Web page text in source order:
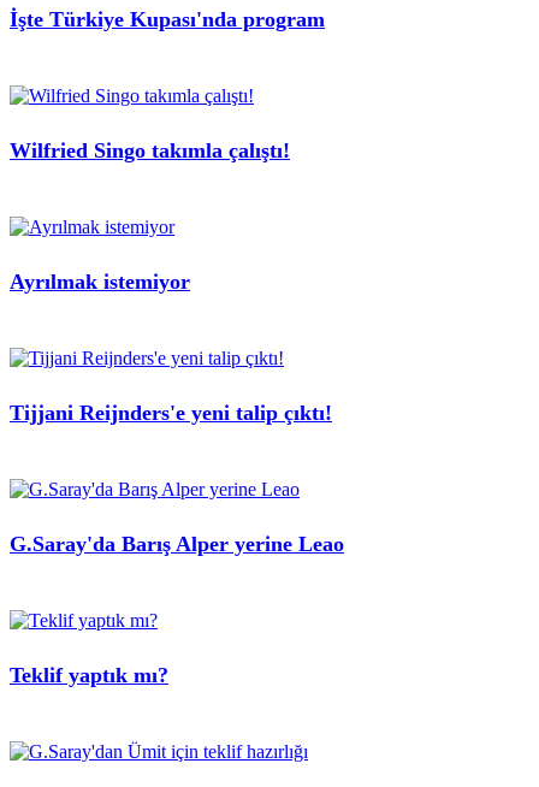
İşte Türkiye Kupası'nda program
Wilfried Singo takımla çalıştı!
Ayrılmak istemiyor
Tijjani Reijnders'e yeni talip çıktı!
G.Saray'da Barış Alper yerine Leao
Teklif yaptık mı?